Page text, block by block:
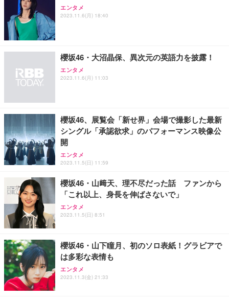
Sezlife オフィスチェア デスクチェア 疲れない テレ
ワーク チェア 強化バックレスト 30度ロッキング機
務用 おしゃれ パソコンチェア (ホワイト)
ANDWINT オフィスチェア デスクチェア 肘なし メ
ッシュ 通気性 ランバーサポート付き 腰サポート ガ
【整備済み品】Dell E2724HS 27インチ 液晶モニタ
ー フルHD（1920×1080）VA 非光沢 HDMI/DisplayP
【MiniLED/24.5inch/280Hz/FHD】GRAPHT THE S
HOOTER Gaming Monitor 24” Essential ゲーミン
Smart Basic(スマートベーシック) 【Amazon.co.jp
限定】 Smart Basic アイリスオーヤマ ペットシーツ
アイリスオーヤマ ペットシーツ 超厚型 お徳用 レギ
エンタメ
2023.11.6(月) 18:40
櫻坂46・大沼晶保、異次元の英語力を披露！
エンタメ
2023.11.6(月) 11:03
櫻坂46、展覧会「新せ界」会場で撮影した最新
シングル「承認欲求」のパフォーマンス映像公
開
エンタメ
2023.11.5(日) 11:59
櫻坂46・山﨑天、理不尽だった話 ファンから
「これ以上、身長を伸ばさないで」
エンタメ
2023.11.5(日) 8:51
櫻坂46・山下瞳月、初のソロ表紙！グラビアで
は多彩な表情も
エンタメ
2023.11.3(金) 21:33